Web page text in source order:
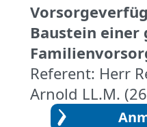
Baustein einer
Referent: Herr
Arnold LL.M.